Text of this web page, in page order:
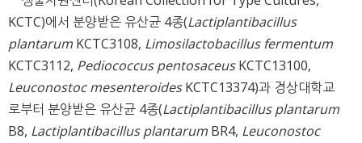
KCTC)에서 분양받은 유산균 4종(Lactiplantibacillus
plantarum KCTC3108, Limosilactobacillus fermentum
KCTC3112, Pediococcus pentosaceusKCTC13100,
Leuconostoc mesenteroidesKCTC13374)과 경상대학교
로부터 분양받은 유산균 4종(Lactiplantibacillus plantarum
B8, Lactiplantibacillus plantarum BR4, Leuconostoc